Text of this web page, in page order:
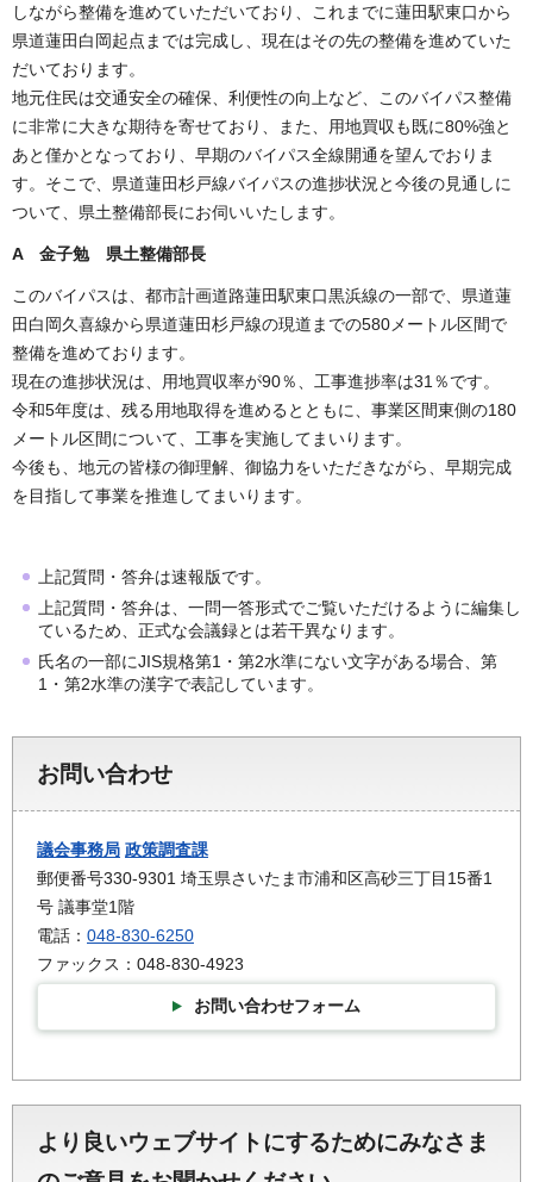
しながら整備を進めていただいており、これまでに蓮田駅東口から
県道蓮田白岡起点までは完成し、現在はその先の整備を進めていた
だいております。
地元住民は交通安全の確保、利便性の向上など、このバイパス整備
に非常に大きな期待を寄せており、また、用地買収も既に80%強と
あと僅かとなっており、早期のバイパス全線開通を望んでおりま
す。そこで、県道蓮田杉戸線バイパスの進捗状況と今後の見通しに
ついて、県土整備部長にお伺いいたします。
A 金子勉 県土整備部長
このバイパスは、都市計画道路蓮田駅東口黒浜線の一部で、県道蓮
田白岡久喜線から県道蓮田杉戸線の現道までの580メートル区間で
整備を進めております。
現在の進捗状況は、用地買収率が90％、工事進捗率は31％です。
令和5年度は、残る用地取得を進めるとともに、事業区間東側の180
メートル区間について、工事を実施してまいります。
今後も、地元の皆様の御理解、御協力をいただきながら、早期完成
を目指して事業を推進してまいります。
上記質問・答弁は速報版です。
上記質問・答弁は、一問一答形式でご覧いただけるように編集し
ているため、正式な会議録とは若干異なります。
氏名の一部にJIS規格第1・第2水準にない文字がある場合、第
1・第2水準の漢字で表記しています。
お問い合わせ
議会事務局 政策調査課
郵便番号330-9301 埼玉県さいたま市浦和区高砂三丁目15番1
号 議事堂1階
電話： 048-830-6250
ファックス：048-830-4923
お問い合わせフォーム
より良いウェブサイトにするためにみなさま